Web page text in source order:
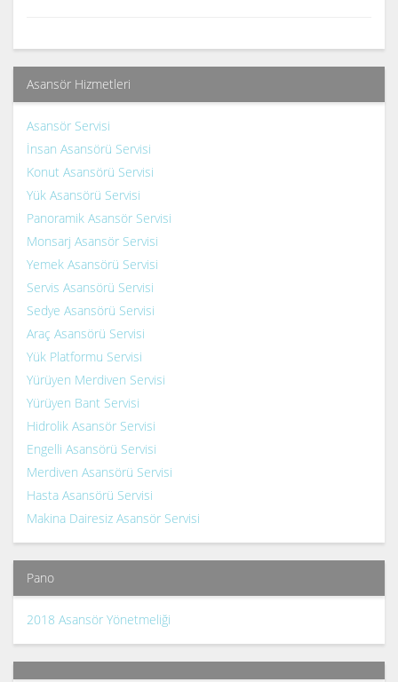
Asansör Hizmetleri
Asansör Servisi
İnsan Asansörü Servisi
Konut Asansörü Servisi
Yük Asansörü Servisi
Panoramik Asansör Servisi
Monsarj Asansör Servisi
Yemek Asansörü Servisi
Servis Asansörü Servisi
Sedye Asansörü Servisi
Araç Asansörü Servisi
Yük Platformu Servisi
Yürüyen Merdiven Servisi
Yürüyen Bant Servisi
Hidrolik Asansör Servisi
Engelli Asansörü Servisi
Merdiven Asansörü Servisi
Hasta Asansörü Servisi
Makina Dairesiz Asansör Servisi
Pano
2018 Asansör Yönetmeliği